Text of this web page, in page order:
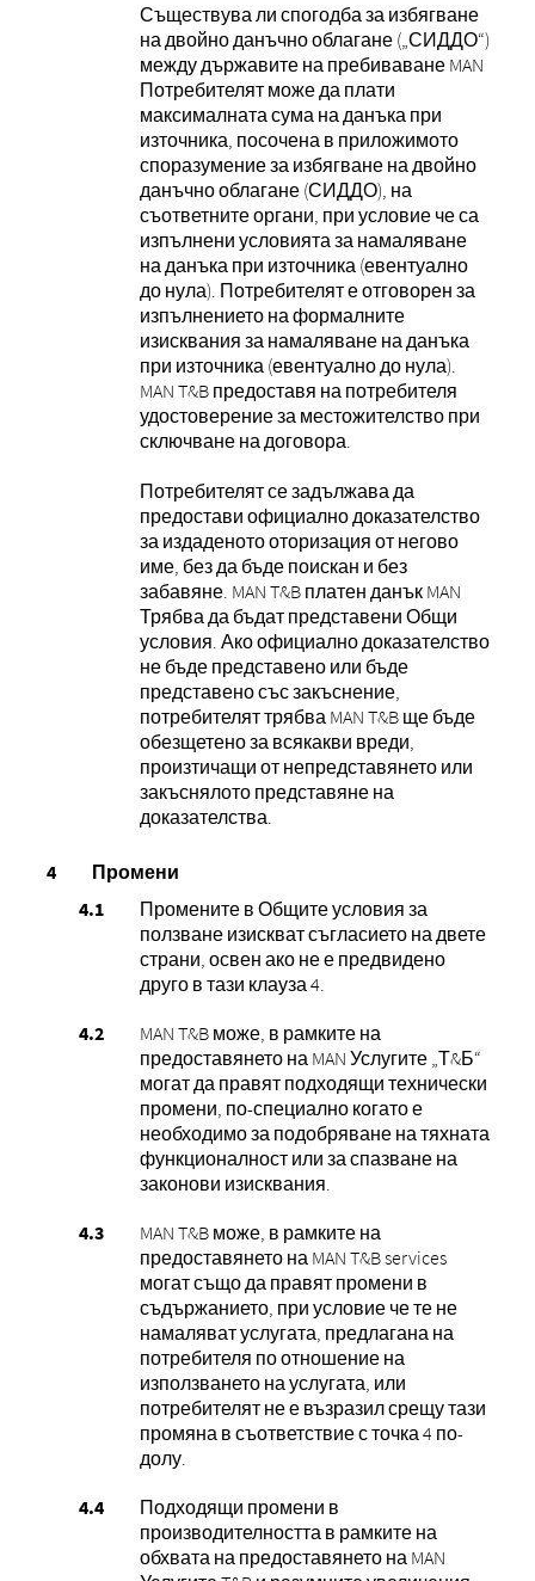
Съществува ли спогодба за избягване
на двойно данъчно облагане („СИДДО“)
между държавите на пребиваване MAN
Потребителят може да плати
максималната сума на данъка при
източника, посочена в приложимото
споразумение за избягване на двойно
данъчно облагане (СИДДО), на
съответните органи, при условие че са
изпълнени условията за намаляване
на данъка при източника (евентуално
до нула). Потребителят е отговорен за
изпълнението на формалните
изисквания за намаляване на данъка
при източника (евентуално до нула).
MAN T&B предоставя на потребителя
удостоверение за местожителство при
сключване на договора.
Потребителят се задължава да
предостави официално доказателство
за издаденото оторизация от негово
име, без да бъде поискан и без
забавяне. MAN T&B платен данък MAN
Трябва да бъдат представени Общи
условия. Ако официално доказателство
не бъде представено или бъде
представено със закъснение,
потребителят трябва MAN T&B ще бъде
обезщетено за всякакви вреди,
произтичащи от непредставянето или
закъснялото представяне на
доказателства.
Промени
Промените в Общите условия за
ползване изискват съгласието на двете
страни, освен ако не е предвидено
друго в тази клауза 4.
MAN T&B може, в рамките на
предоставянето на MAN Услугите „Т&Б“
могат да правят подходящи технически
промени, по-специално когато е
необходимо за подобряване на тяхната
функционалност или за спазване на
законови изисквания.
MAN T&B може, в рамките на
предоставянето на MAN T&B services
могат също да правят промени в
съдържанието, при условие че те не
намаляват услугата, предлагана на
потребителя по отношение на
използването на услугата, или
потребителят не е възразил срещу тази
промяна в съответствие с точка 4 по-
долу.
Подходящи промени в
производителността в рамките на
обхвата на предоставянето на MAN